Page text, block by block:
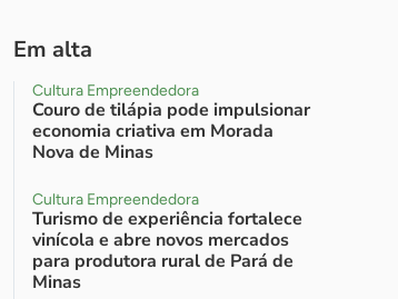
Em alta
Cultura Empreendedora
Couro de tilápia pode impulsionar
economia criativa em Morada
Nova de Minas
Cultura Empreendedora
Turismo de experiência fortalece
vinícola e abre novos mercados
para produtora rural de Pará de
Minas